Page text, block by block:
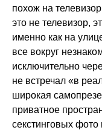
похож на
это не телевизор,
именно как на
все вокруг
исключительно
не встречал «в
широкая
приватное
секстинговых